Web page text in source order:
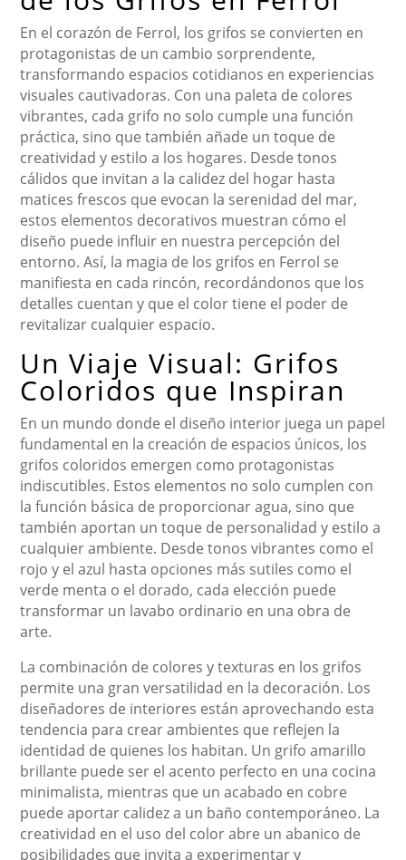
En el corazón de Ferrol, los grifos se convierten en
protagonistas de un cambio sorprendente,
transformando espacios cotidianos en experiencias
visuales cautivadoras. Con una paleta de colores
vibrantes, cada grifo no solo cumple una función
práctica, sino que también añade un toque de
creatividad y estilo a los hogares. Desde tonos
cálidos que invitan a la calidez del hogar hasta
matices frescos que evocan la serenidad del mar,
estos elementos decorativos muestran cómo el
diseño puede influir en nuestra percepción del
entorno. Así, la magia de los grifos en Ferrol se
manifiesta en cada rincón, recordándonos que los
detalles cuentan y que el color tiene el poder de
revitalizar cualquier espacio.
Un Viaje Visual: Grifos
Coloridos que Inspiran
En un mundo donde el diseño interior juega un papel
fundamental en la creación de espacios únicos, los
grifos coloridos emergen como protagonistas
indiscutibles. Estos elementos no solo cumplen con
la función básica de proporcionar agua, sino que
también aportan un toque de personalidad y estilo a
cualquier ambiente. Desde tonos vibrantes como el
rojo y el azul hasta opciones más sutiles como el
verde menta o el dorado, cada elección puede
transformar un lavabo ordinario en una obra de
arte.
La combinación de colores y texturas en los grifos
permite una gran versatilidad en la decoración. Los
diseñadores de interiores están aprovechando esta
tendencia para crear ambientes que reflejen la
identidad de quienes los habitan. Un grifo amarillo
brillante puede ser el acento perfecto en una cocina
minimalista, mientras que un acabado en cobre
puede aportar calidez a un baño contemporáneo. La
creatividad en el uso del color abre un abanico de
posibilidades que invita a experimentar y